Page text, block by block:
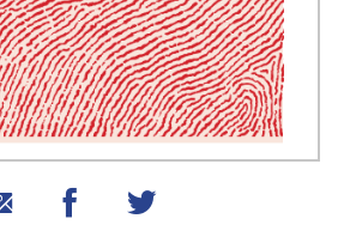
שיתוף באמצעות אימייל
שיתוף בפייסבוק